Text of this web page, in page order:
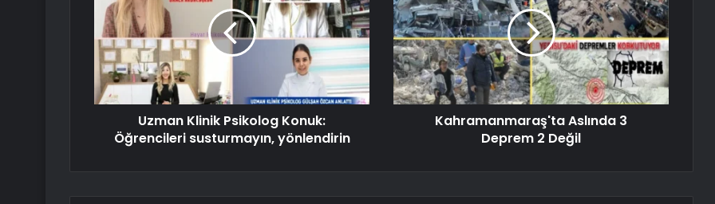
Uzman Klinik Psikolog Konuk:
Öğrencileri susturmayın, yönlendirin
Kahramanmaraş'ta Aslında 3
Deprem 2 Değil